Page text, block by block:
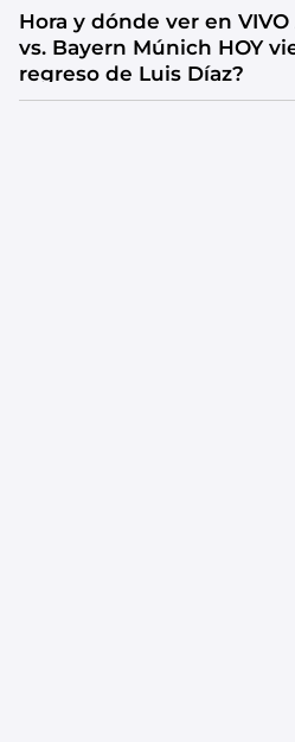
Hora y dónde ver en
vs. Bayern Múnich HOY
regreso de Luis Díaz?